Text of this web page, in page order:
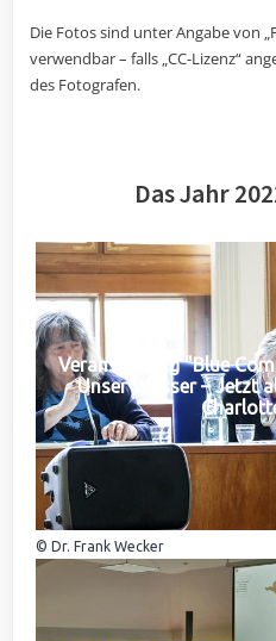
Die Fotos sind unter Angabe von
verwendbar – falls „CC-Lizenz“
des Fotografen.
Das Jahr
Veranstaltung "Blue
Unser Wasser – Jetzt
© Dr. Frank Wecker